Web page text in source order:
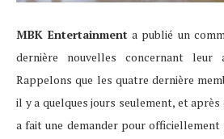
MBK Entertainment a publié un
dernière nouvelles concernant leur
Rappelons que les quatre dernière
il y a quelques jours seulement, et après
a fait une demander pour officiellement